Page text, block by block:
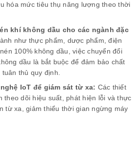
hóa mức tiêu thụ năng lượng theo thời
khí không dầu cho các ngành đặc
như thực phẩm, dược phẩm, điện
100% không dầu, việc chuyển đổi
dầu là bắt buộc để đảm bảo chất
thủ quy định.
IoT để giám sát từ xa: Các thiết
theo dõi hiệu suất, phát hiện lỗi và thực
từ xa, giảm thiểu thời gian ngừng máy